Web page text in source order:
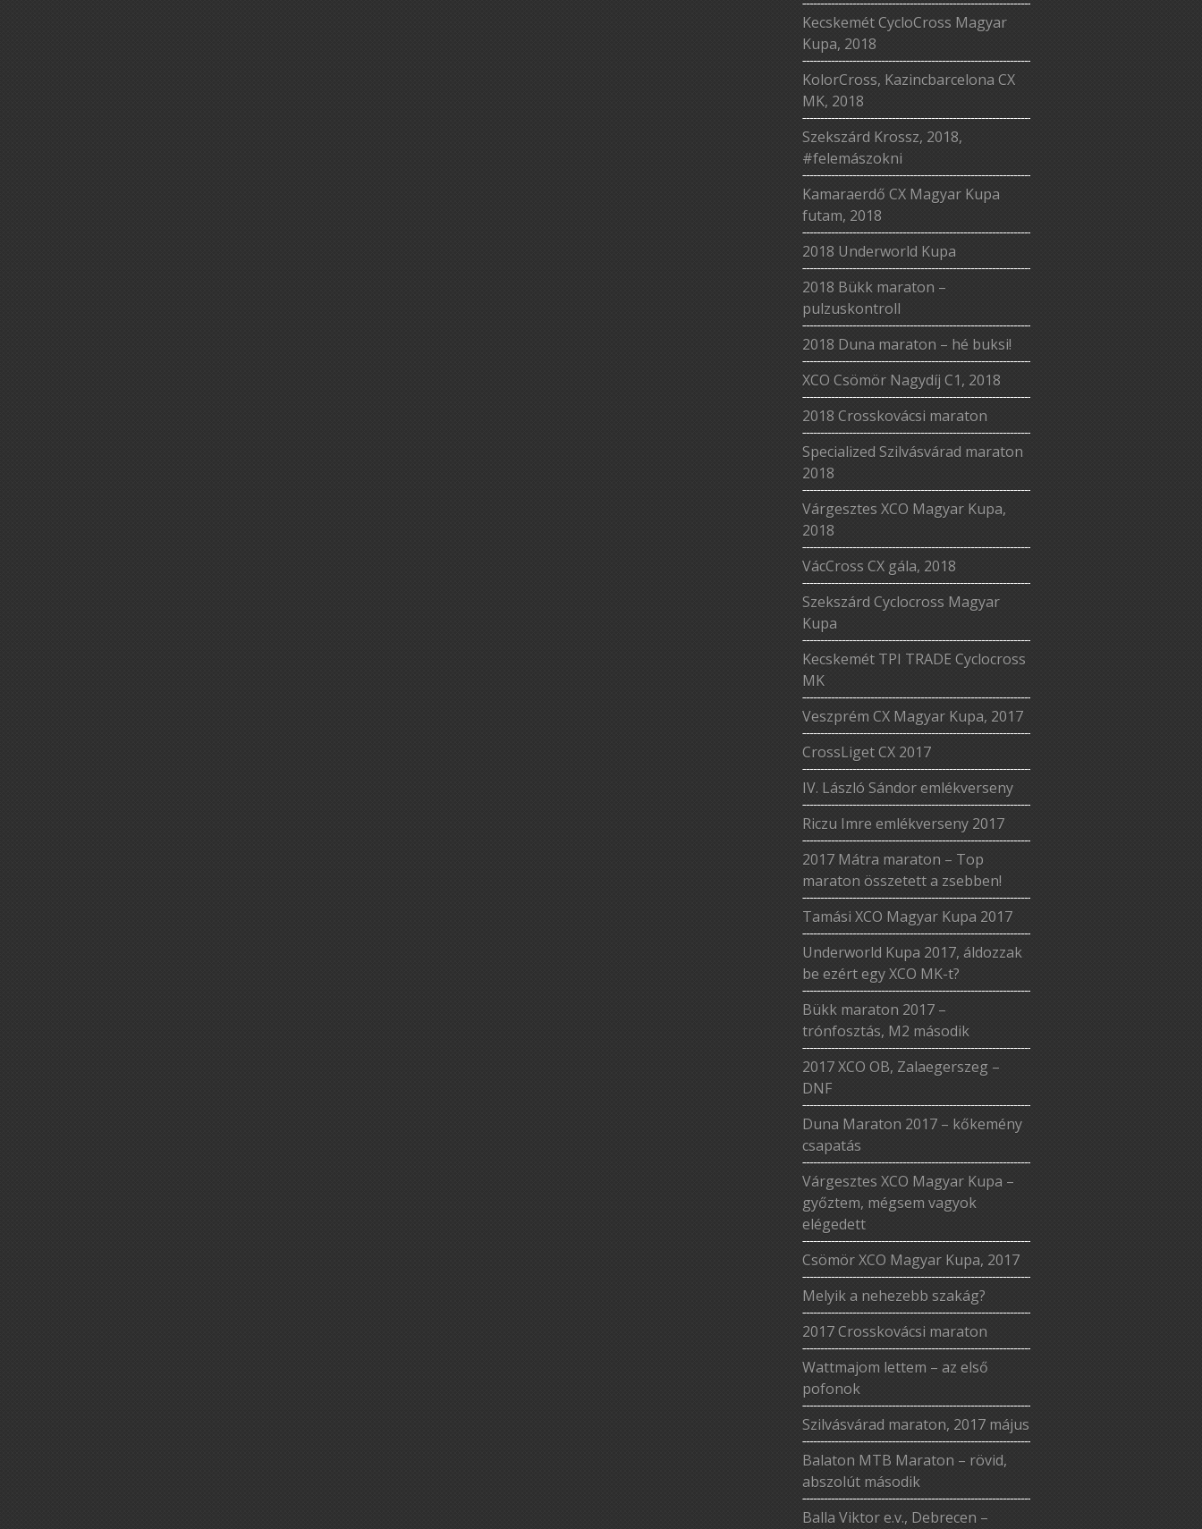
Kecskemét CycloCross Magyar
Kupa, 2018
KolorCross, Kazincbarcelona CX
MK, 2018
Szekszárd Krossz, 2018,
#felemászokni
Kamaraerdő CX Magyar Kupa
futam, 2018
2018 Underworld Kupa
2018 Bükk maraton –
pulzuskontroll
2018 Duna maraton – hé buksi!
XCO Csömör Nagydíj C1, 2018
2018 Crosskovácsi maraton
Specialized Szilvásvárad maraton
2018
Várgesztes XCO Magyar Kupa,
2018
VácCross CX gála, 2018
Szekszárd Cyclocross Magyar
Kupa
Kecskemét TPI TRADE Cyclocross
MK
Veszprém CX Magyar Kupa, 2017
CrossLiget CX 2017
IV. László Sándor emlékverseny
Riczu Imre emlékverseny 2017
2017 Mátra maraton – Top
maraton összetett a zsebben!
Tamási XCO Magyar Kupa 2017
Underworld Kupa 2017, áldozzak
be ezért egy XCO MK-t?
Bükk maraton 2017 –
trónfosztás, M2 második
2017 XCO OB, Zalaegerszeg –
DNF
Duna Maraton 2017 – kőkemény
csapatás
Várgesztes XCO Magyar Kupa –
győztem, mégsem vagyok
elégedett
Csömör XCO Magyar Kupa, 2017
Melyik a nehezebb szakág?
2017 Crosskovácsi maraton
Wattmajom lettem – az első
pofonok
Szilvásvárad maraton, 2017 május
Balaton MTB Maraton – rövid,
abszolút második
Balla Viktor e.v., Debrecen –